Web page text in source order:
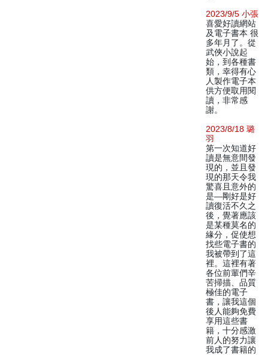
2023/9/5 小張
喜愛好讀網站
及電子書本 很
多年月了。從
武俠小說起
始，到各種書
類，幸得有心
人製作電子本
供方便取用閱
讀，非常感
謝。
2023/8/18 璐
羽
第一次知道好
讀是無意間發
現的，並且發
現的那天令我
驚喜且意外的
是—剛好是好
讀復活不久之
後，覺著應該
是某種莫名的
緣分，促使想
找些電子書的
我被帶到了這
裡。這裡有著
各位前輩們辛
苦掃描、品質
極佳的電子
書，讓我這個
後人能夠免費
享用這些書
籍，十分感激
前人的努力讓
我成了書籍的